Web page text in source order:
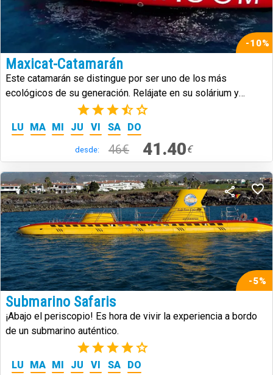
-10%
Maxicat-Catamarán
Este catamarán se distingue por ser uno de los más
ecológicos de su generación. Relájate en su solárium y
(7)
LU MA MI JU VI SA DO
desde: 46€ 41.40€
-5%
Submarino Safaris
¡Abajo el periscopio! Es hora de vivir la experiencia a bordo
de un submarino auténtico.
(7)
LU MA MI JU VI SA DO